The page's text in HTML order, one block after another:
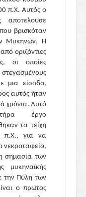
π.Χ. Αυτός ο
αποτελούσε
βρισκόταν
Μυκηνών. Η
οριζόντιες
οι οποίες
μια είσοδο,
αυτός ήταν
χρόνια. Αυτό
έργο
τα τείχη
π.Χ., για να
νεκροταφείο,
σημασία των
μυκηναϊκής
την Πύλη των
ο πρώτος